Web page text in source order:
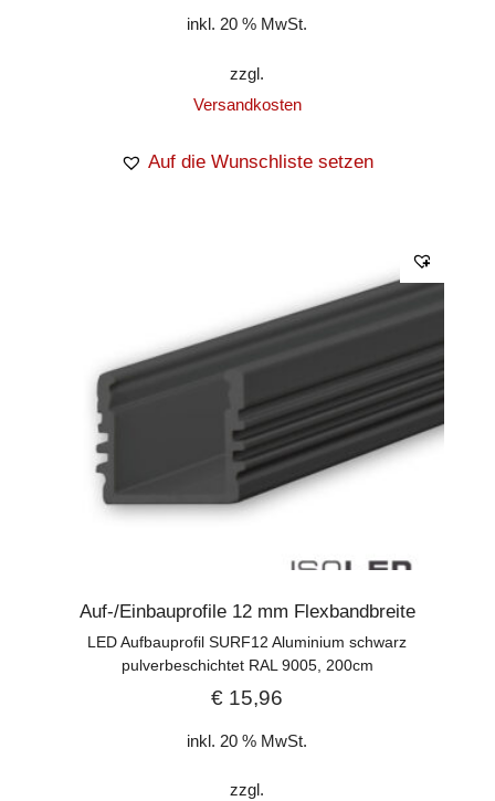
inkl. 20 % MwSt.
zzgl.
Versandkosten
Auf die Wunschliste setzen
Auf-/Einbauprofile 12 mm Flexbandbreite
LED Aufbauprofil SURF12 Aluminium schwarz
pulverbeschichtet RAL 9005, 200cm
€ 15,96
inkl. 20 % MwSt.
zzgl.